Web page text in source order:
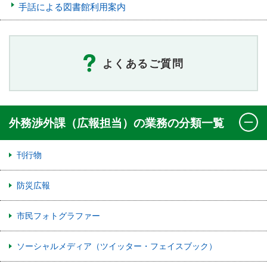
手話による図書館利用案内
よくあるご質問
外務渉外課（広報担当）の業務の分類一覧
刊行物
防災広報
市民フォトグラファー
ソーシャルメディア（ツイッター・フェイスブック）